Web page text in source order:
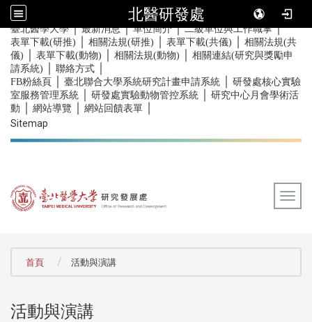
北醫研發處
::: 臺北醫學大學｜最新消息｜單位簡介｜二級單位與工作職掌｜
表單下載(研推) 相關法規(研推) 表單下載(共儀)
相關法規(共
儀)
表單下載(動物) 相關法規(動物)
相關連結(研究與獎勵申
請系統)
聯絡方式
FB粉絲頁 臺北聯合大學系統研究計畫申請系統
研發處核心實驗
室服務管理系統
研發處實驗動物管控系統
研究中心月會學術活
動
網站導覽 網站回饋表單
Sitemap
首頁 活動與演講
活動與演講